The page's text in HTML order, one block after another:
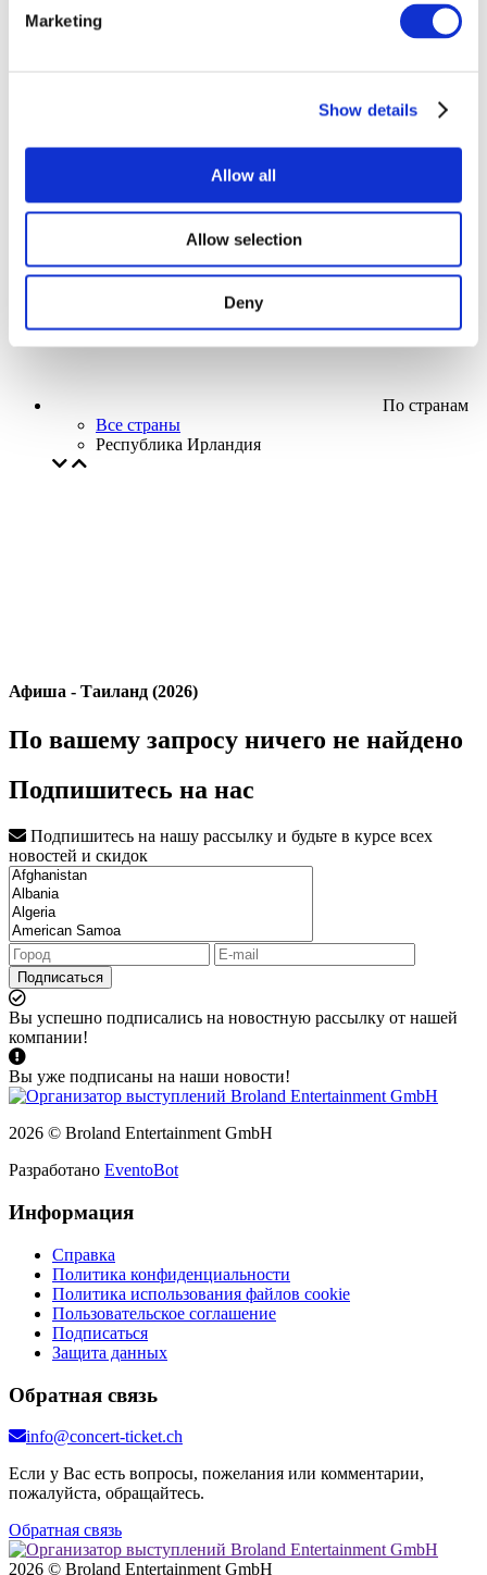
Marketing
Show details
Allow all
Allow selection
Deny
Творческий вечер
Наше спецпредложение
Применить
По странам
Все страны
Республика Ирландия
Афиша - Таиланд (2026)
По вашему запросу ничего не найдено
Подпишитесь на нас
Подпишитесь на нашу рассылку и будьте в курсе всех
новостей и скидок
Подписаться
Вы успешно подписались на новостную рассылку от нашей
компании!
Вы уже подписаны на наши новости!
2026 © Broland Entertainment GmbH
Разработано EventoBot
Информация
Справка
Политика конфиденциальности
Политика использования файлов cookie
Пользовательское соглашение
Подписаться
Защита данных
Обратная связь
info@concert-ticket.ch
Если у Вас есть вопросы, пожелания или комментарии,
пожалуйста, обращайтесь.
Обратная связь
2026 © Broland Entertainment GmbH